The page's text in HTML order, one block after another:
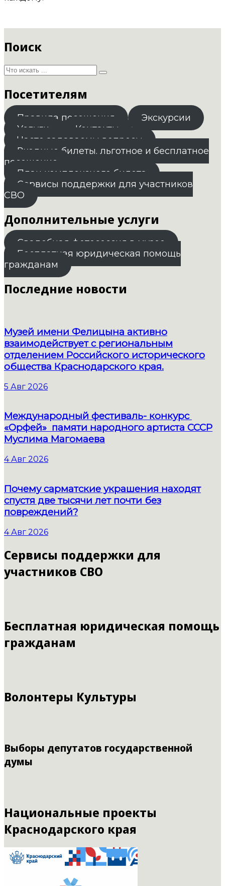
Поиск
Посетителям
Правила посещения
Экскурсии
Услуги
Контакты
Часто задаваемы вопросы
Входные билеты. льготное и бесплатное
посещение
План комплексного билета
Сервисы поддержки для участников
СВО
Дополнительные услуги
Свадебная фотосессия в музее
Бесплатная юридическая помощь
гражданам
Последние новости
Музей имени Фелицына активно
взаимодействует с региональным
отделением Российского исторического
общества Краснодарского края.
5 Авг 2026
Международный фестиваль- конкурс
«Орфей» памяти народного артиста СССР
Муслима Магомаева
4 Авг 2026
Почему сарматские украшения находят
спустя две тысячи лет почти без
повреждений?
4 Авг 2026
Сервисы поддержки для
участников СВО
Бесплатная юридическая помощь
гражданам
Волонтеры Культуры
Выборы депутатов государственной
думы
Национальные проекты
Краснодарского края